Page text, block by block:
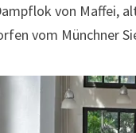
von Maffei,
vom Münchner